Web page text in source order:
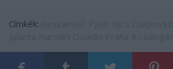
Címkék: